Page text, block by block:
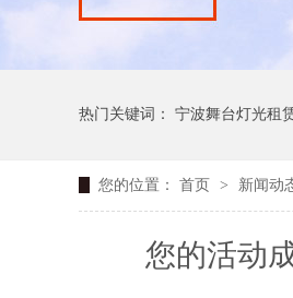
热门关键词： 宁波舞台灯光租
您的位置： 首页 > 新闻动
您的活动